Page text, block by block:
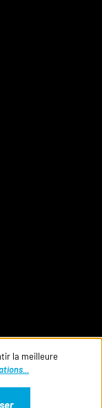
la meilleure